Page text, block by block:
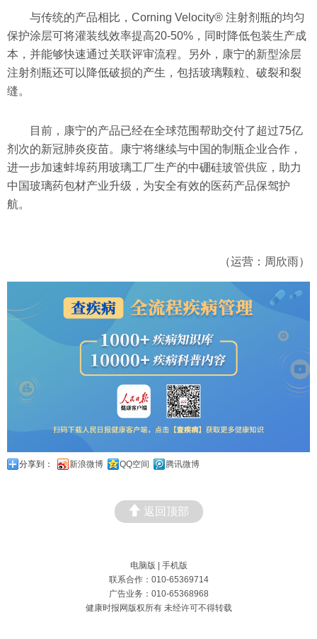
与传统的产品相比，Corning Velocity® 注射剂瓶的均匀
保护涂层可将灌装线效率提高20-50%，同时降低包装生产成
本，并能够快速通过关联评审流程。另外，康宁的新型涂层
注射剂瓶还可以降低破损的产生，包括玻璃颗粒、破裂和裂
缝。
目前，康宁的产品已经在全球范围帮助交付了超过75亿
剂次的新冠肺炎疫苗。康宁将继续与中国的制瓶企业合作，
进一步加速蚌埠药用玻璃工厂生产的中硼硅玻管供应，助力
中国玻璃药包材产业升级，为安全有效的医药产品保驾护
航。
（运营：周欣雨）
分享到： 新浪微博 QQ空间 腾讯微博
返回顶部
电脑版 | 手机版
联系合作：010-65369714
广告业务：010-65368968
健康时报网版权所有 未经许可不得转载